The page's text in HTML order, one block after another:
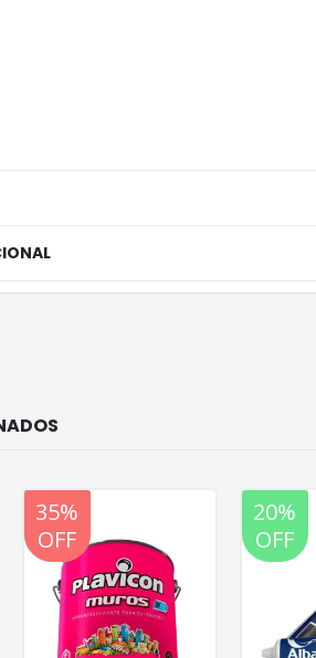
20%
OFF
35%
OFF
20%
OFF